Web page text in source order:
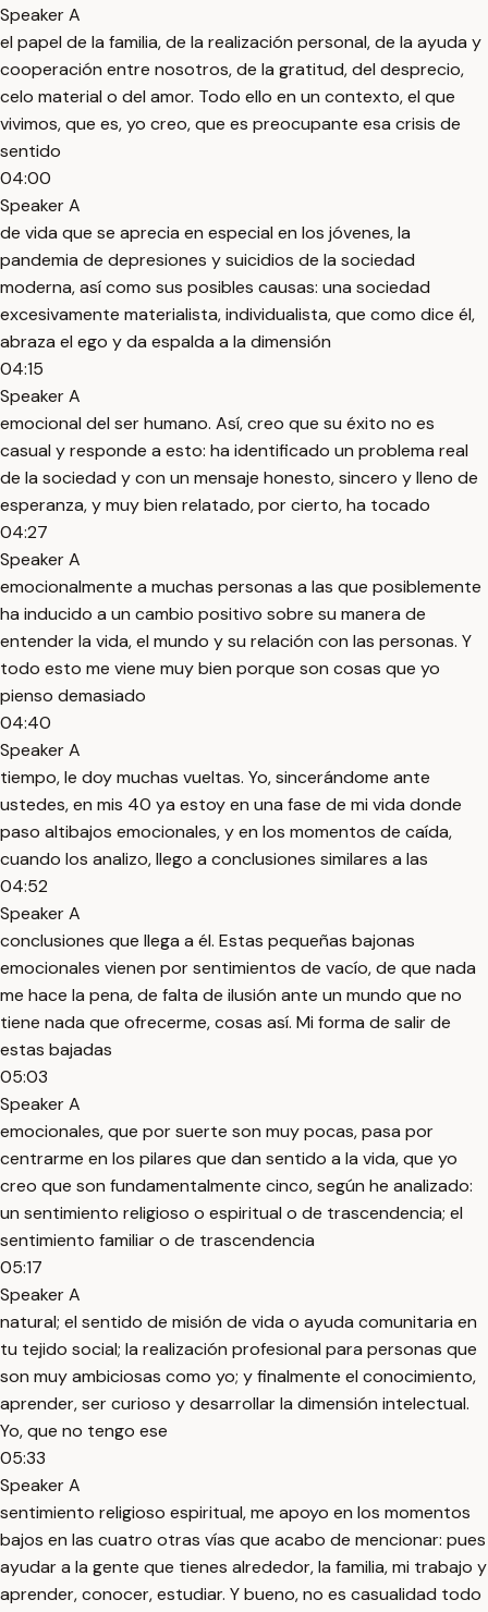
Speaker A
el papel de la familia, de la realización personal, de la ayuda y
cooperación entre nosotros, de la gratitud, del desprecio,
celo material o del amor. Todo ello en un contexto, el que
vivimos, que es, yo creo, que es preocupante esa crisis de
sentido
04:00
Speaker A
de vida que se aprecia en especial en los jóvenes, la
pandemia de depresiones y suicidios de la sociedad
moderna, así como sus posibles causas: una sociedad
excesivamente materialista, individualista, que como dice él,
abraza el ego y da espalda a la dimensión
04:15
Speaker A
emocional del ser humano. Así, creo que su éxito no es
casual y responde a esto: ha identificado un problema real
de la sociedad y con un mensaje honesto, sincero y lleno de
esperanza, y muy bien relatado, por cierto, ha tocado
04:27
Speaker A
emocionalmente a muchas personas a las que posiblemente
ha inducido a un cambio positivo sobre su manera de
entender la vida, el mundo y su relación con las personas. Y
todo esto me viene muy bien porque son cosas que yo
pienso demasiado
04:40
Speaker A
tiempo, le doy muchas vueltas. Yo, sincerándome ante
ustedes, en mis 40 ya estoy en una fase de mi vida donde
paso altibajos emocionales, y en los momentos de caída,
cuando los analizo, llego a conclusiones similares a las
04:52
Speaker A
conclusiones que llega a él. Estas pequeñas bajonas
emocionales vienen por sentimientos de vacío, de que nada
me hace la pena, de falta de ilusión ante un mundo que no
tiene nada que ofrecerme, cosas así. Mi forma de salir de
estas bajadas
05:03
Speaker A
emocionales, que por suerte son muy pocas, pasa por
centrarme en los pilares que dan sentido a la vida, que yo
creo que son fundamentalmente cinco, según he analizado:
un sentimiento religioso o espiritual o de trascendencia; el
sentimiento familiar o de trascendencia
05:17
Speaker A
natural; el sentido de misión de vida o ayuda comunitaria en
tu tejido social; la realización profesional para personas que
son muy ambiciosas como yo; y finalmente el conocimiento,
aprender, ser curioso y desarrollar la dimensión intelectual.
Yo, que no tengo ese
05:33
Speaker A
sentimiento religioso espiritual, me apoyo en los momentos
bajos en las cuatro otras vías que acabo de mencionar: pues
ayudar a la gente que tienes alrededor, la familia, mi trabajo y
aprender, conocer, estudiar. Y bueno, no es casualidad todo